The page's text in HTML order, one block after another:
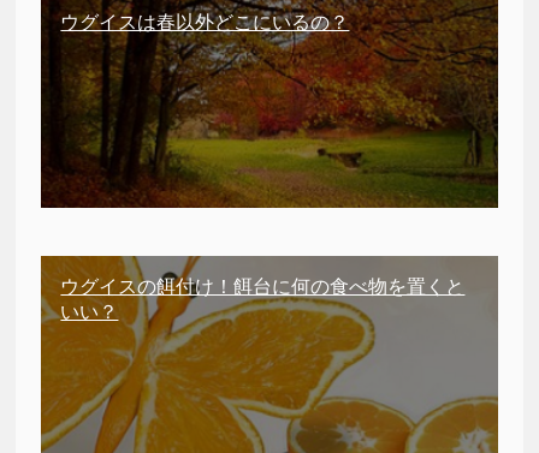
ウグイスは春以外どこにいるの？
ウグイスの餌付け！餌台に何の食べ物を置くと
いい？